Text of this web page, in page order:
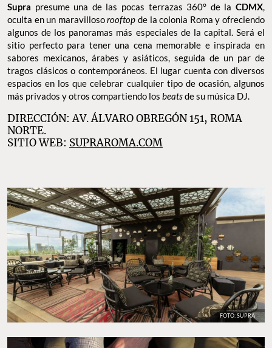
Supra presume una de las pocas terrazas 360° de laCDMX,
oculta en un maravillosorooftopde la colonia Roma y ofreciendo
algunos de los panoramas más especiales de la capital. Será el
sitio perfecto para tener una cena memorable e inspirada en
sabores mexicanos, árabes y asiáticos, seguida de un par de
tragos clásicos o contemporáneos. El lugar cuenta con diversos
espacios en los que celebrar cualquier tipo de ocasión, algunos
más privados y otros compartiendo los beatsde su música DJ.
DIRECCIÓN: AV. ÁLVARO OBREGÓN 151, ROMA
NORTE.
SITIO WEB: SUPRAROMA.COM
FOTO: SUPRA